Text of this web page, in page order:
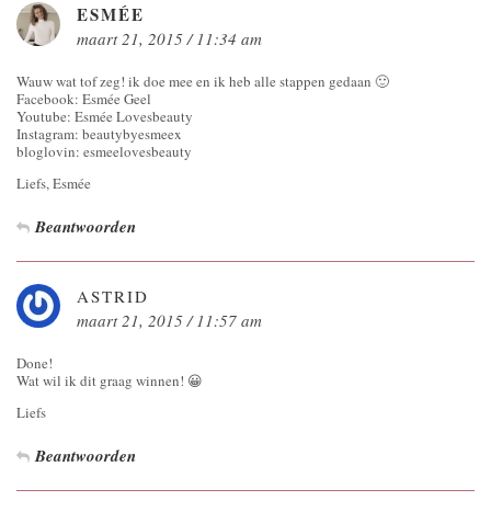
ESMÉE
maart 21, 2015 / 11:34 am
Wauw wat tof zeg! ik doe mee en ik heb alle stappen gedaan 🙂
Facebook: Esmée Geel
Youtube: Esmée Lovesbeauty
Instagram: beautybyesmeex
bloglovin: esmeelovesbeauty
Liefs, Esmée
Beantwoorden
ASTRID
maart 21, 2015 / 11:57 am
Done!
Wat wil ik dit graag winnen! 😀
Liefs
Beantwoorden